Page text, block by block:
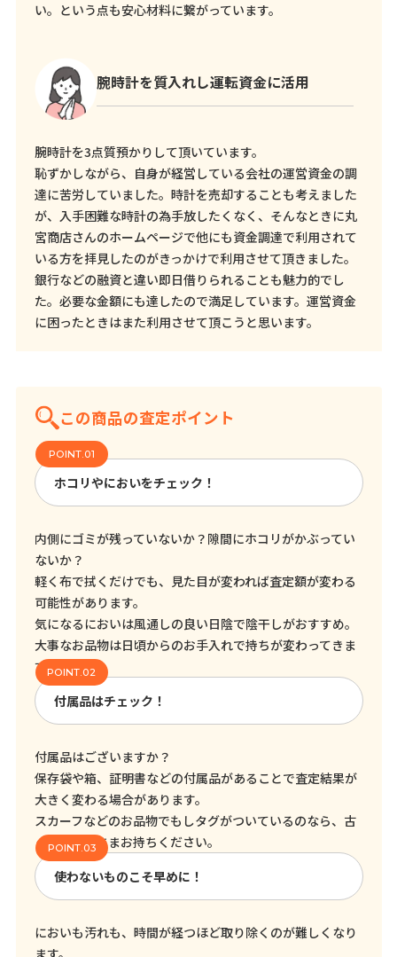
い。という点も安心材料に繋がっています。
腕時計を質入れし運転資金に活用
腕時計を3点質預かりして頂いています。
恥ずかしながら、自身が経営している会社の運営資金の調
達に苦労していました。時計を売却することも考えました
が、入手困難な時計の為手放したくなく、そんなときに丸
宮商店さんのホームページで他にも資金調達で利用されて
いる方を拝見したのがきっかけで利用させて頂きました。
銀行などの融資と違い即日借りられることも魅力的でし
た。必要な金額にも達したので満足しています。運営資金
に困ったときはまた利用させて頂こうと思います。
この商品の査定ポイント
ホコリやにおいをチェック！
内側にゴミが残っていないか？隙間にホコリがかぶってい
ないか？
軽く布で拭くだけでも、見た目が変われば査定額が変わる
可能性があります。
気になるにおいは風通しの良い日陰で陰干しがおすすめ。
大事なお品物は日頃からのお手入れで持ちが変わってきま
す！
付属品はチェック！
付属品はございますか？
保存袋や箱、証明書などの付属品があることで査定結果が
大きく変わる場合があります。
スカーフなどのお品物でもしタグがついているのなら、古
くてもそのままお持ちください。
使わないものこそ早めに！
においも汚れも、時間が経つほど取り除くのが難しくなり
ます。